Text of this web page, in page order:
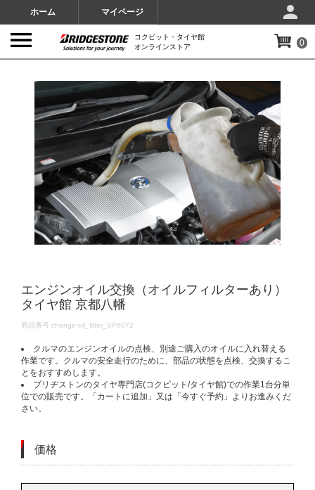
ホーム マイページ
コクピット・タイヤ館
オンラインストア
0
エンジンオイル交換（オイルフィルターあり）
タイヤ館 京都八幡
DETAILS
商品番号 change-oil_filter_SP6072
クルマのエンジンオイルの点検、別途ご購入のオイルに入れ替える
作業です。クルマの安全走行のために、部品の状態を点検、交換するこ
とをおすすめします。
ブリヂストンのタイヤ専門店(コクピット/タイヤ館)での作業1台分単
位での販売です。「カートに追加」又は「今すぐ予約」よりお進みくだ
さい。
価格